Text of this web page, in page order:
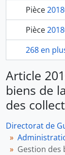
Pièce20180071/2-4 - «
Pièce
268 en
Article
biens de
des
Directorat de
Gestion des